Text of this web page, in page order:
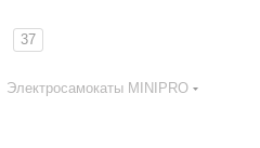
37
Электросамокаты MINIPRO